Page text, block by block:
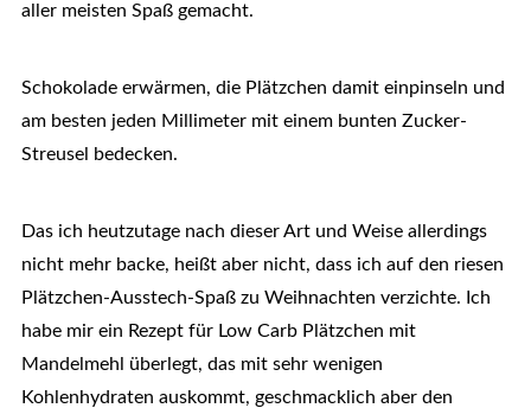
aller meisten Spaß gemacht.
Schokolade erwärmen, die Plätzchen damit einpinseln und
am besten jeden Millimeter mit einem bunten Zucker-
Streusel bedecken.
Das ich heutzutage nach dieser Art und Weise allerdings
nicht mehr backe, heißt aber nicht, dass ich auf den riesen
Plätzchen-Ausstech-Spaß zu Weihnachten verzichte. Ich
habe mir ein Rezept für Low Carb Plätzchen mit
Mandelmehl überlegt, das mit sehr wenigen
Kohlenhydraten auskommt, geschmacklich aber den